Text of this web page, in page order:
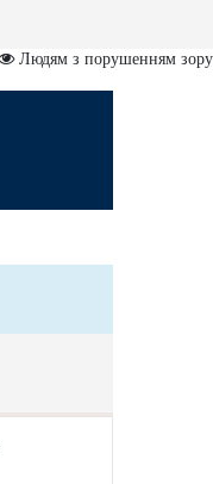
Людям з порушенням зору